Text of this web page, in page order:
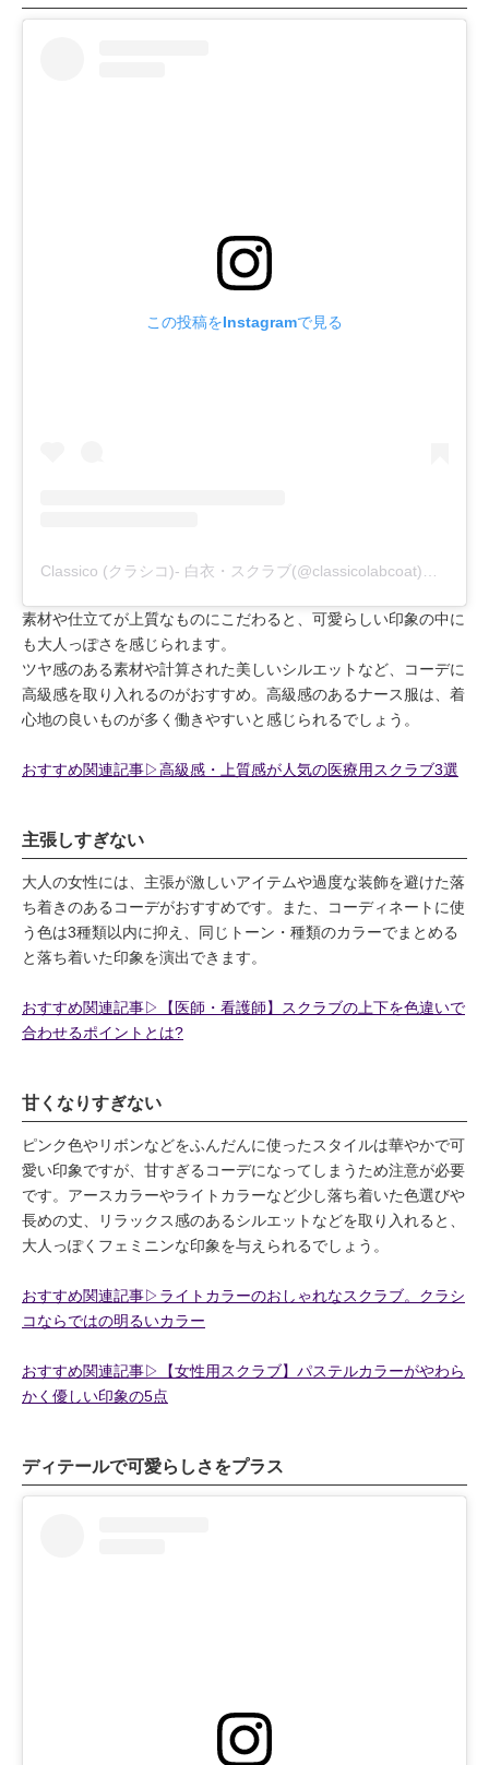
この投稿をInstagramで見る
素材や仕立てが上質なものにこだわると、可愛らしい印象の中に
も大人っぽさを感じられます。
ツヤ感のある素材や計算された美しいシルエットなど、コーデに
高級感を取り入れるのがおすすめ。高級感のあるナース服は、着
心地の良いものが多く働きやすいと感じられるでしょう。
おすすめ関連記事▷高級感・上質感が人気の医療用スクラブ3選
主張しすぎない
大人の女性には、主張が激しいアイテムや過度な装飾を避けた落
ち着きのあるコーデがおすすめです。また、コーディネートに使
う色は3種類以内に抑え、同じトーン・種類のカラーでまとめる
と落ち着いた印象を演出できます。
おすすめ関連記事▷【医師・看護師】スクラブの上下を色違いで
合わせるポイントとは?
甘くなりすぎない
ピンク色やリボンなどをふんだんに使ったスタイルは華やかで可
愛い印象ですが、甘すぎるコーデになってしまうため注意が必要
です。アースカラーやライトカラーなど少し落ち着いた色選びや
長めの丈、リラックス感のあるシルエットなどを取り入れると、
大人っぽくフェミニンな印象を与えられるでしょう。
おすすめ関連記事▷ライトカラーのおしゃれなスクラブ。クラシ
コならではの明るいカラー
おすすめ関連記事▷【女性用スクラブ】パステルカラーがやわら
かく優しい印象の5点
ディテールで可愛らしさをプラス